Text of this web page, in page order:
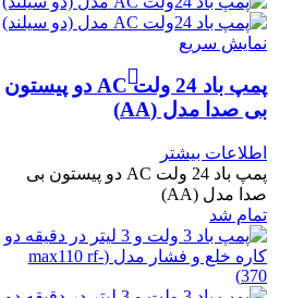
نمایش سریع
پمپ باد 24 ولت AC دو پیستون
بی صدا مدل (AA)
اطلاعات بیشتر
پمپ باد 24 ولت AC دو پیستون بی
صدا مدل (AA)
تمام شد